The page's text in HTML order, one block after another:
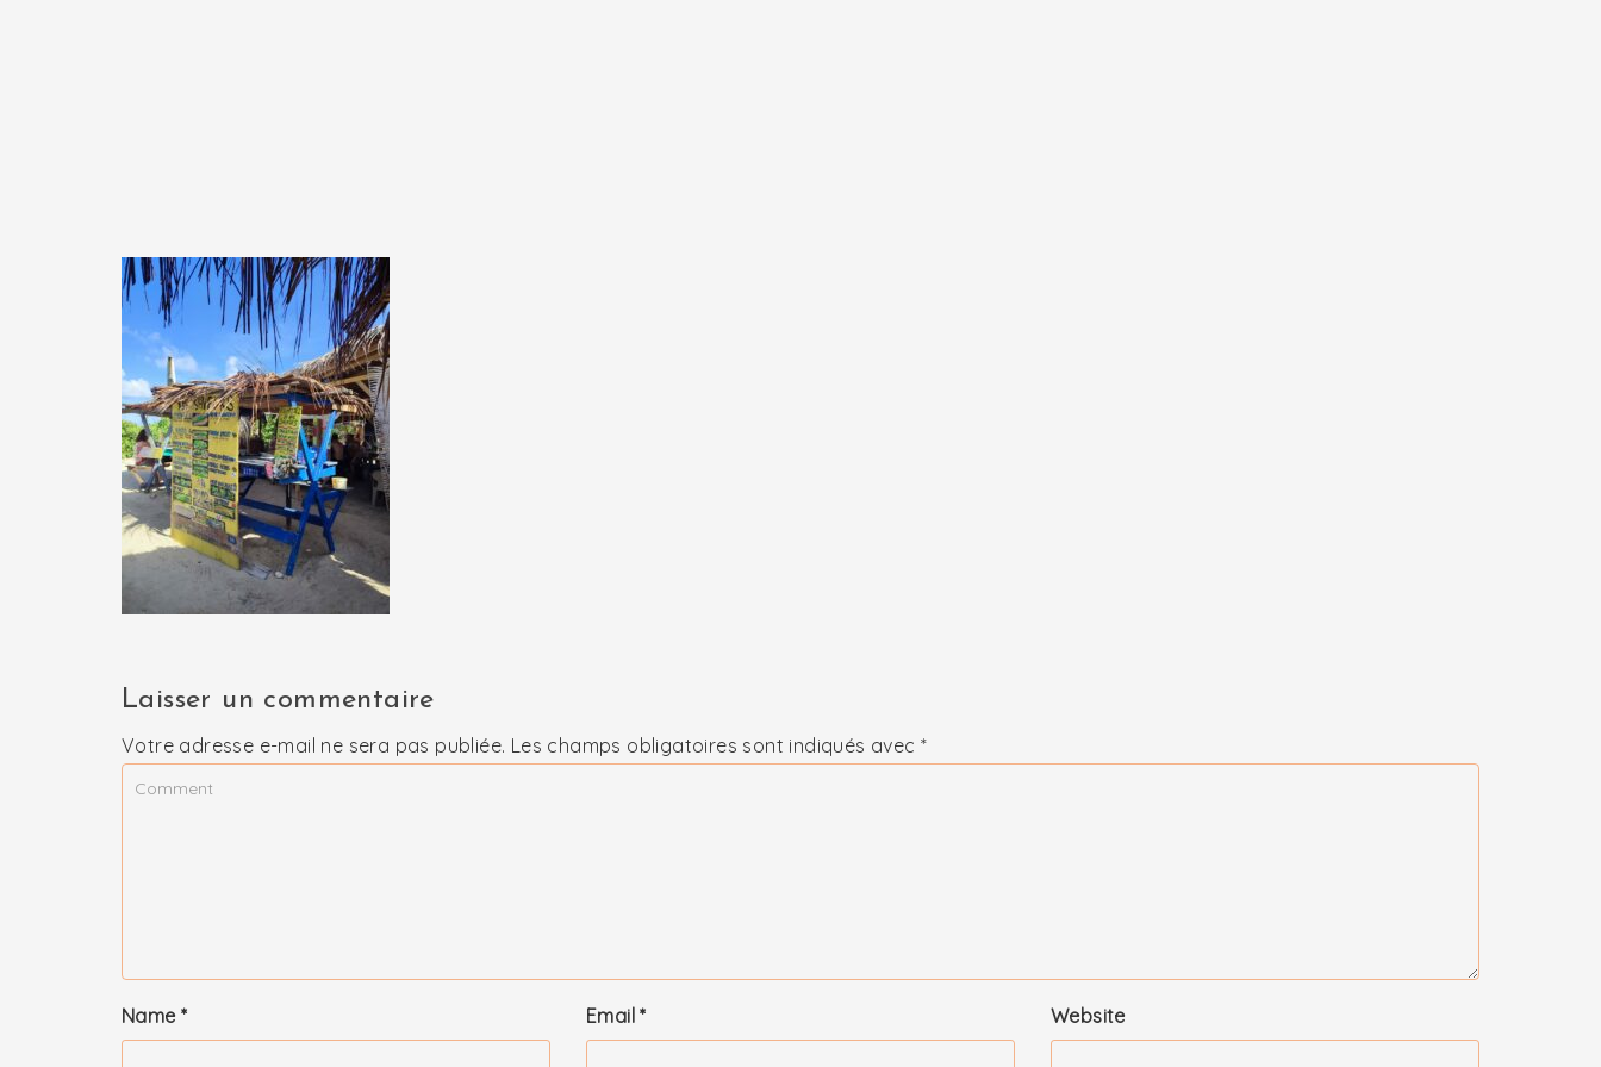
Laisser un commentaire
Votre adresse e-mail ne sera pas publiée. Les champs obligatoires sont indiqués avec*
Name * Email* Website